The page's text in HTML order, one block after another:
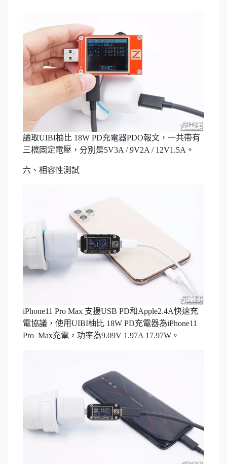
讀取UIBI柚比 18W PD充電器PDO報文，一共帶有
三檔固定電壓，分別是5V3A / 9V2A / 12V1.5A。
六、相容性測試
iPhone11 Pro Max 支援USB PD和Apple2.4A快速充
電協議，使用UIBI柚比 18W PD充電器為iPhone11
Pro Max充電，功率為9.09V 1.97A 17.97W。